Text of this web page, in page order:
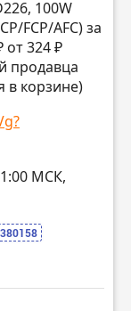
100W
FCP/AFC) за
от 324 ₽
продавца
в корзине)
МСК,